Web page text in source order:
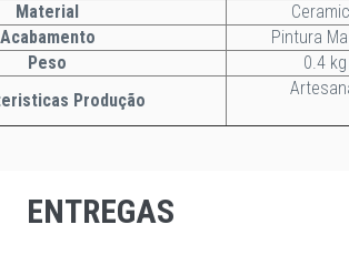
Material
Acabamento
Pintura
Peso
0.4 kg
Produção
ENTREGAS